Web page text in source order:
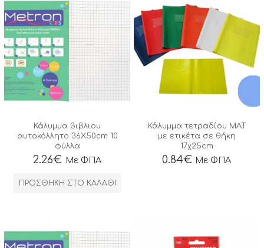
Κάλυμμα βιβλιου
αυτοκόλλητο 36Χ50cm 10
φύλλα
2.26€ Με ΦΠΑ
ΠΡΟΣΘΉΚΗ ΣΤΟ ΚΑΛΆΘΙ
Κάλυμμα τετραδίου ΜΑΤ
με ετικέτα σε θήκη
17χ25cm
0.84€ Με ΦΠΑ